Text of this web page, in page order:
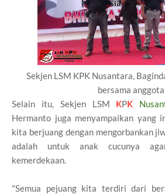
Sekjen LSM KPK Nusantara,
bersama anggota
Selain itu, Sekjen LSM KPK
Hermanto juga menyampaikan yang
kita berjuang dengan mengorbankan
adalah untuk anak cucunya
kemerdekaan.
"Semua pejuang kita terdiri dari